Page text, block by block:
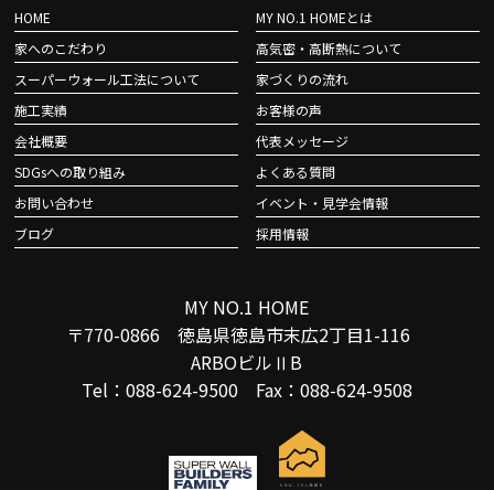
HOME
MY NO.1 HOMEとは
家へのこだわり
高気密・高断熱について
スーパーウォール工法について
家づくりの流れ
施工実績
お客様の声
会社概要
代表メッセージ
SDGsへの取り組み
よくある質問
お問い合わせ
イベント・見学会情報
ブログ
採用情報
MY NO.1 HOME
〒770-0866 徳島県徳島市末広2丁目1-116
ARBOビルⅡB
Tel：088-624-9500 Fax：088-624-9508